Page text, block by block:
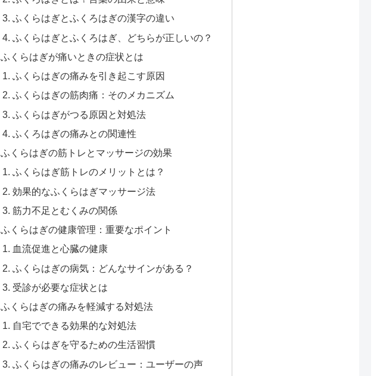
ふくらはぎとふくろはぎの漢字の違い
ふくらはぎとふくろはぎ、どちらが正しいの？
ふくらはぎが痛いときの症状とは
ふくらはぎの痛みを引き起こす原因
ふくらはぎの筋肉痛：そのメカニズム
ふくらはぎがつる原因と対処法
ふくろはぎの痛みとの関連性
ふくらはぎの筋トレとマッサージの効果
ふくらはぎ筋トレのメリットとは？
効果的なふくらはぎマッサージ法
筋力不足とむくみの関係
ふくらはぎの健康管理：重要なポイント
血流促進と心臓の健康
ふくらはぎの病気：どんなサインがある？
受診が必要な症状とは
ふくらはぎの痛みを軽減する対処法
自宅でできる効果的な対処法
ふくらはぎを守るための生活習慣
ふくらはぎの痛みのレビュー：ユーザーの声